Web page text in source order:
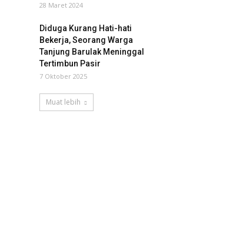
28 Maret 2024
Diduga Kurang Hati-hati
Bekerja, Seorang Warga
Tanjung Barulak Meninggal
Tertimbun Pasir
7 Oktober 2025
Muat lebih